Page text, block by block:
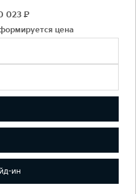
023 Р
цена
ин